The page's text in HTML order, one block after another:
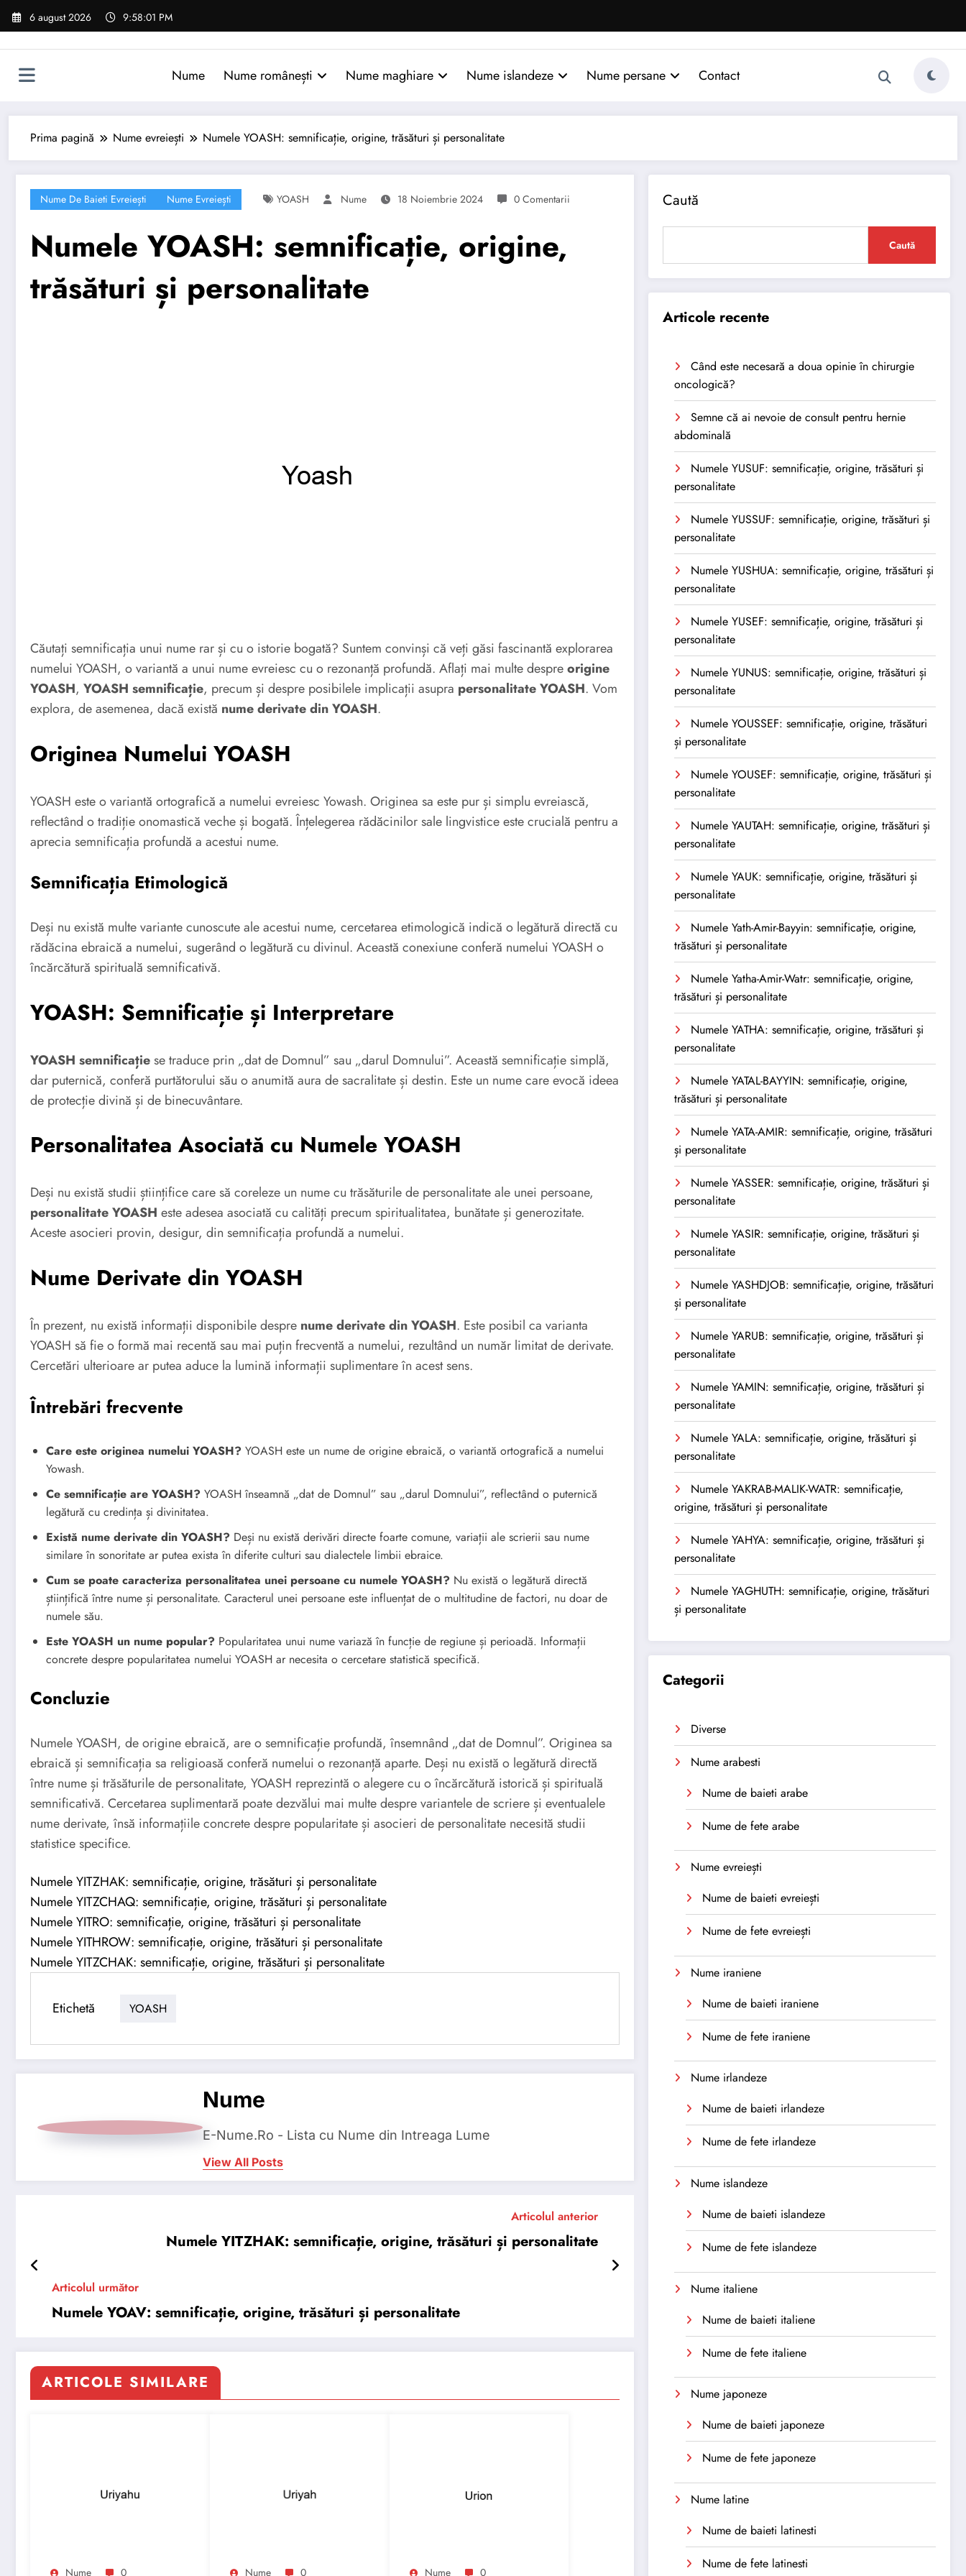
Sari
6 august 2026 9:58:02 PM
Nume Nume românești Nume maghiare Nume islandeze Nume persane Contact
Prima pagină Nume evreiești Numele YOASH: semnificație, origine, trăsături și personalitate
Nume De Baieti Evreiești Nume Evreiești YOASH Nume 18 Noiembrie 2024 0 Comentarii
Numele YOASH: semnificație, origine,
trăsături și personalitate
Căutați semnificația unui nume rar și cu o istorie bogată? Suntem convinși că veți găsi fascinantă explorarea
numelui YOASH, o variantă a unui nume evreiesc cu o rezonanță profundă. Aflați mai multe despreorigine
YOASH, YOASH semnificație, precum și despre posibilele implicații asupra personalitate YOASH. Vom
explora, de asemenea, dacă există nume derivate din YOASH.
Originea Numelui YOASH
YOASH este o variantă ortografică a numelui evreiesc Yowash. Originea sa este pur și simplu evreiască,
reflectând o tradiție onomastică veche și bogată. Înțelegerea rădăcinilor sale lingvistice este crucială pentru a
aprecia semnificația profundă a acestui nume.
Semnificația Etimologică
Deși nu există multe variante cunoscute ale acestui nume, cercetarea etimologică indică o legătură directă cu
rădăcina ebraică a numelui, sugerând o legătură cu divinul. Această conexiune conferă numelui YOASH o
încărcătură spirituală semnificativă.
YOASH: Semnificație și Interpretare
YOASH semnificațiese traduce prin „dat de Domnul” sau „darul Domnului”. Această semnificație simplă,
dar puternică, conferă purtătorului său o anumită aura de sacralitate și destin. Este un nume care evocă ideea
de protecție divină și de binecuvântare.
Personalitatea Asociată cu Numele YOASH
Deși nu există studii științifice care să coreleze un nume cu trăsăturile de personalitate ale unei persoane,
personalitate YOASH este adesea asociată cu calități precum spiritualitatea, bunătate și generozitate.
Aceste asocieri provin, desigur, din semnificația profundă a numelui.
Nume Derivate din YOASH
În prezent, nu există informații disponibile despre nume derivate din YOASH. Este posibil ca varianta
YOASH să fie o formă mai recentă sau mai puțin frecventă a numelui, rezultând un număr limitat de derivate.
Cercetări ulterioare ar putea aduce la lumină informații suplimentare în acest sens.
Întrebări frecvente
Care este originea numelui YOASH? YOASH este un nume de origine ebraică, o variantă ortografică a numelui
Yowash.
Ce semnificație are YOASH? YOASH înseamnă „dat de Domnul” sau „darul Domnului”, reflectând o puternică
legătură cu credința și divinitatea.
Există nume derivate din YOASH? Deși nu există derivări directe foarte comune, variații ale scrierii sau nume
similare în sonoritate ar putea exista în diferite culturi sau dialectele limbii ebraice.
Cum se poate caracteriza personalitatea unei persoane cu numele YOASH? Nu există o legătură directă
științifică între nume și personalitate. Caracterul unei persoane este influențat de o multitudine de factori, nu doar de
numele său.
Este YOASH un nume popular? Popularitatea unui nume variază în funcție de regiune și perioadă. Informații
concrete despre popularitatea numelui YOASH ar necesita o cercetare statistică specifică.
Concluzie
Numele YOASH, de origine ebraică, are o semnificație profundă, însemnând „dat de Domnul”. Originea sa
ebraică și semnificația sa religioasă conferă numelui o rezonanță aparte. Deși nu există o legătură directă
între nume și trăsăturile de personalitate, YOASH reprezintă o alegere cu o încărcătură istorică și spirituală
semnificativă. Cercetarea suplimentară poate dezvălui mai multe despre variantele de scriere și eventualele
nume derivate, însă informațiile concrete despre popularitate și asocieri de personalitate necesită studii
statistice specifice.
Numele YITZHAK: semnificație, origine, trăsături și personalitate
Numele YITZCHAQ: semnificație, origine, trăsături și personalitate
Numele YITRO: semnificație, origine, trăsături și personalitate
Numele YITHROW: semnificație, origine, trăsături și personalitate
Numele YITZCHAK: semnificație, origine, trăsături și personalitate
Etichetă YOASH
Nume
E-Nume.Ro - Lista cu Nume din Intreaga Lume
View All Posts
Articolul anterior
Numele YITZHAK: semnificație, origine, trăsături și personalitate
Articolul următor
Numele YOAV: semnificație, origine, trăsături și personalitate
ARTICOLE SIMILARE
Nume 0 Nume 0 Nume 0
Caută
Caută
Articole recente
Când este necesară a doua opinie în chirurgie
oncologică?
Semne că ai nevoie de consult pentru hernie
abdominală
Numele YUSUF: semnificație, origine, trăsături și
personalitate
Numele YUSSUF: semnificație, origine, trăsături și
personalitate
Numele YUSHUA: semnificație, origine, trăsături și
personalitate
Numele YUSEF: semnificație, origine, trăsături și
personalitate
Numele YUNUS: semnificație, origine, trăsături și
personalitate
Numele YOUSSEF: semnificație, origine, trăsături
și personalitate
Numele YOUSEF: semnificație, origine, trăsături și
personalitate
Numele YAUTAH: semnificație, origine, trăsături și
personalitate
Numele YAUK: semnificație, origine, trăsături și
personalitate
Numele Yath-Amir-Bayyin: semnificație, origine,
trăsături și personalitate
Numele Yatha-Amir-Watr: semnificație, origine,
trăsături și personalitate
Numele YATHA: semnificație, origine, trăsături și
personalitate
Numele YATAL-BAYYIN: semnificație, origine,
trăsături și personalitate
Numele YATA-AMIR: semnificație, origine, trăsături
și personalitate
Numele YASSER: semnificație, origine, trăsături și
personalitate
Numele YASIR: semnificație, origine, trăsături și
personalitate
Numele YASHDJOB: semnificație, origine, trăsături
și personalitate
Numele YARUB: semnificație, origine, trăsături și
personalitate
Numele YAMIN: semnificație, origine, trăsături și
personalitate
Numele YALA: semnificație, origine, trăsături și
personalitate
Numele YAKRAB-MALIK-WATR: semnificație,
origine, trăsături și personalitate
Numele YAHYA: semnificație, origine, trăsături și
personalitate
Numele YAGHUTH: semnificație, origine, trăsături
și personalitate
Categorii
Diverse
Nume arabesti
Nume de baieti arabe
Nume de fete arabe
Nume evreiești
Nume de baieti evreiești
Nume de fete evreiești
Nume iraniene
Nume de baieti iraniene
Nume de fete iraniene
Nume irlandeze
Nume de baieti irlandeze
Nume de fete irlandeze
Nume islandeze
Nume de baieti islandeze
Nume de fete islandeze
Nume italiene
Nume de baieti italiene
Nume de fete italiene
Nume japoneze
Nume de baieti japoneze
Nume de fete japoneze
Nume latine
Nume de baieti latinesti
Nume de fete latinesti